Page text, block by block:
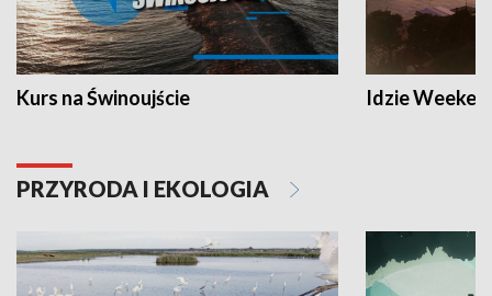
Kurs na Świnoujście Idzie
PRZYRODA I EKOLOGIA